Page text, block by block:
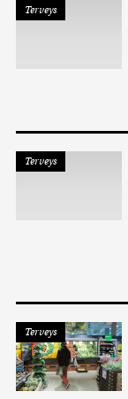
Terveys
Terveys
Terveys